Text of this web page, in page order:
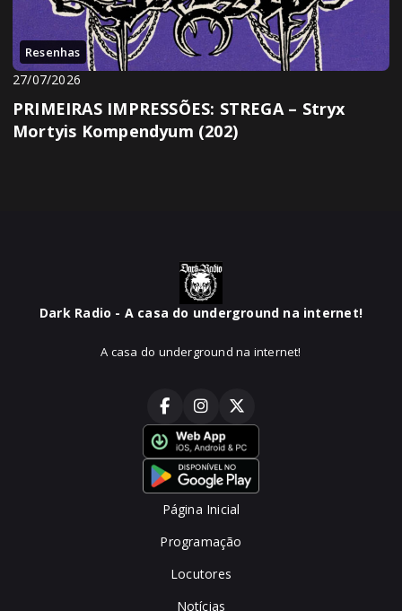
Resenhas
27/07/2026
PRIMEIRAS IMPRESSÕES: STREGA – Stryx
Mortyis Kompendyum (202)
Dark Radio - A casa do underground na internet!
A casa do underground na internet!
Página Inicial
Programação
Locutores
Notícias